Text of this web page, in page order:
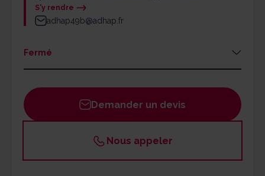
S'y rendre
adhap49b@adhap.fr
Fermé
Mardi
09h - 12h / 14h - 18h
Mercredi
09h - 12h / 14h - 18h
Jeudi
09h - 12h / 14h - 18h
09h - 12h / 14h - 18h
Demander un devis
Nous appeler